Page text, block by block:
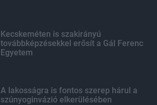
Kecskeméten is szakirányú
továbbképzésekkel erősít a Gál Ferenc
Egyetem
A lakosságra is fontos szerep hárul a
szúnyoginvázió elkerülésében